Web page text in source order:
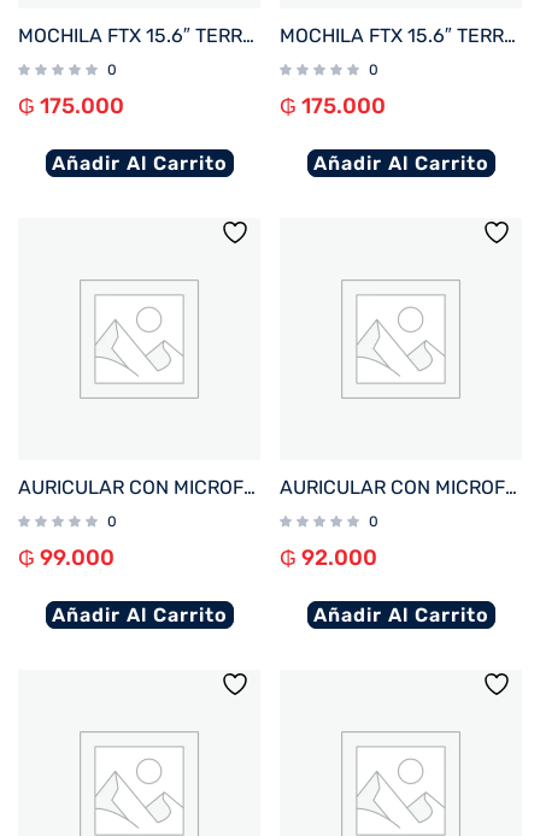
MOCHILA FTX 15.6″ TERRA-BL AZUL
0
₲ 175.000
Añadir Al Carrito
MOCHILA FTX 15.6″ TERRA-GN VERDE
0
₲ 175.000
Añadir Al Carrito
AURICULAR CON MICROFONO FTX H91-BK USB/MIC/NEGRO C/CONT VOL
0
₲ 99.000
Añadir Al Carrito
AURICULAR CON MICROFONO FTX H56-BK USB/MIC/NEGRO
0
₲ 92.000
Añadir Al Carrito